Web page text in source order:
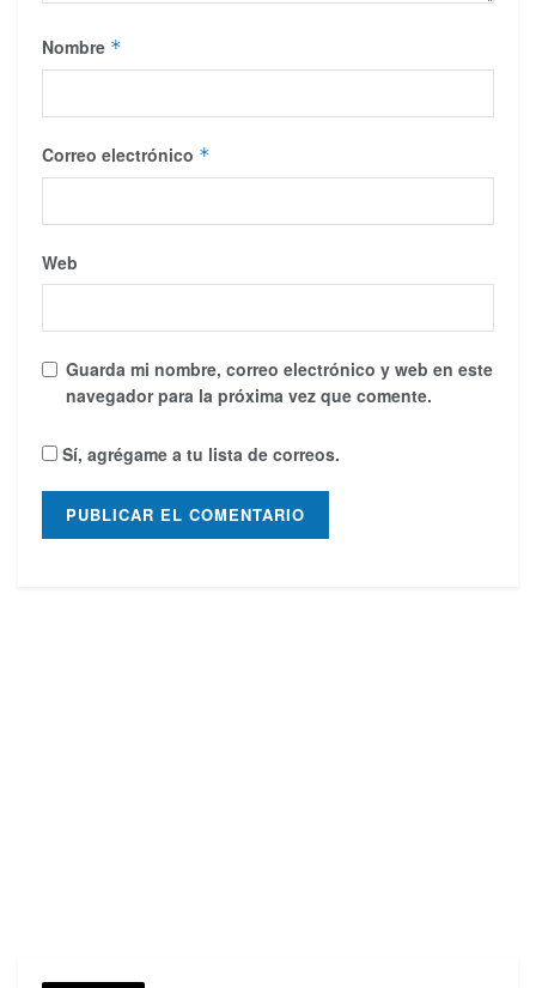
Nombre *
Correo electrónico *
Web
Guarda mi nombre, correo electrónico y web en este
navegador para la próxima vez que comente.
Sí, agrégame a tu lista de correos.